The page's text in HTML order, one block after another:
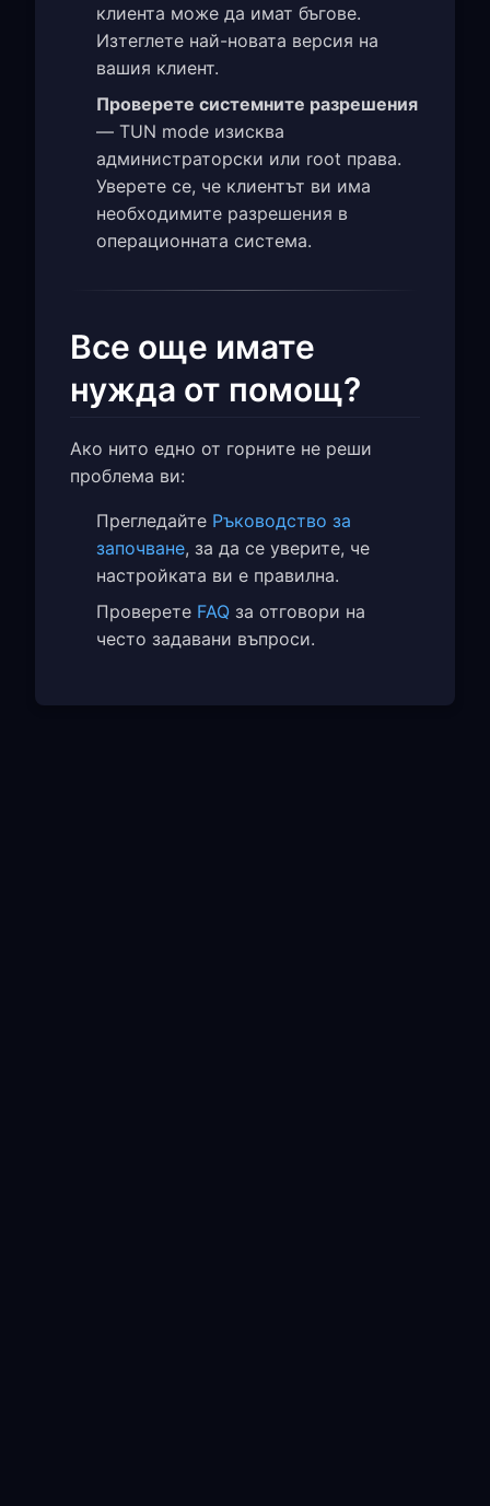
клиента може да имат бъгове.
Изтеглете най-новата версия на
вашия клиент.
Проверете системните разрешения
— TUN mode изисква
администраторски или root права.
Уверете се, че клиентът ви има
необходимите разрешения в
операционната система.
Все още имате
нужда от помощ?
Ако нито едно от горните не реши
проблема ви:
Прегледайте Ръководство за
започване, за да се уверите, че
настройката ви е правилна.
Проверете FAQ за отговори на
често задавани въпроси.